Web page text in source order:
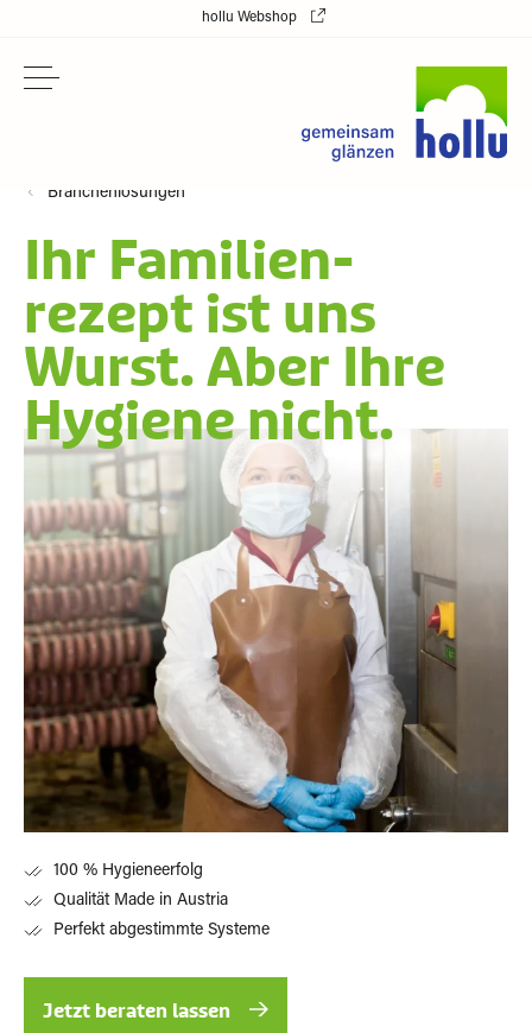
hollu Webshop
Branchenlösungen
Ihr Familien-
rezept ist uns
Wurst. Aber Ihre
Hygiene nicht.
100 % Hygieneerfolg
Qualität Made in Austria
Perfekt abgestimmte Systeme
Jetzt beraten lassen